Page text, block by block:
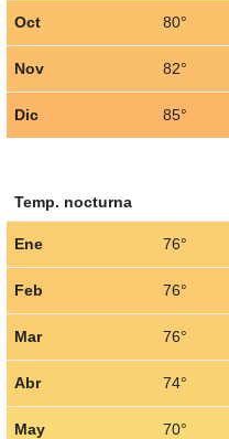
Oct 80°
Nov 82°
Dic 85°
Temp. nocturna
Ene 76°
Feb 76°
Mar 76°
Abr 74°
May 70°